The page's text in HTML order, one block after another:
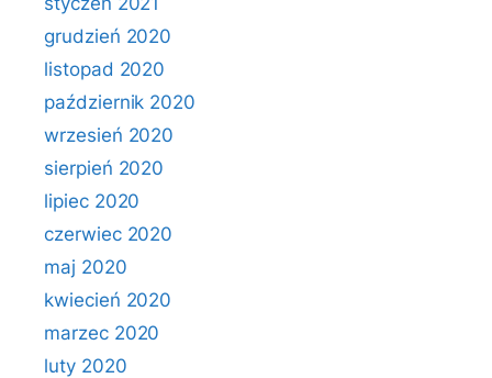
grudzień 2020
listopad 2020
październik 2020
wrzesień 2020
sierpień 2020
lipiec 2020
czerwiec 2020
maj 2020
kwiecień 2020
marzec 2020
luty 2020